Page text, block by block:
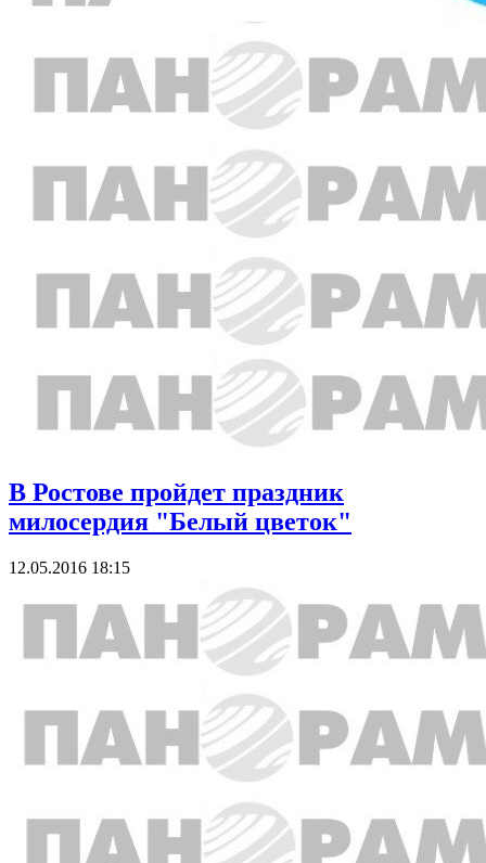
В Ростове пройдет праздник
милосердия "Белый цветок"
12.05.2016 18:15